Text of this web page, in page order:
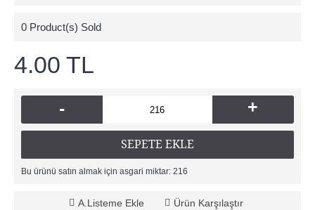
0 Product(s) Sold
4.00 TL
- +
SEPETE EKLE
Bu ürünü satın almak için asgari miktar: 216
A.Listeme Ekle Ürün Karşılaştır